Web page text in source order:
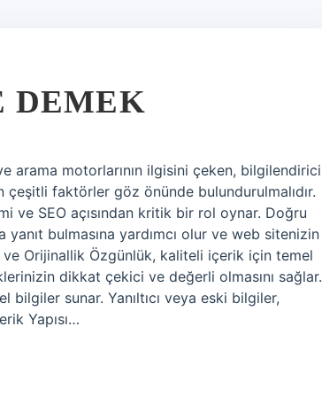
DEMEK
arama motorlarının ilgisini çeken, bilgilendirici
faktörler göz önünde bulundurulmalıdır.
ve SEO açısından kritik bir rol oynar. Doğru
yanıt bulmasına yardımcı olur ve web sitenizin
ve Orijinallik Özgünlük, kaliteli içerik için temel
dikkat çekici ve değerli olmasını sağlar.
sunar. Yanıltıcı veya eski bilgiler,
Yapısı…